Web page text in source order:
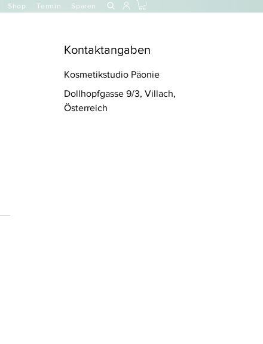
Shop Termin Sparen
Kontaktangaben
Kosmetikstudio Päonie
Dollhopfgasse 9/3, Villach,
Österreich